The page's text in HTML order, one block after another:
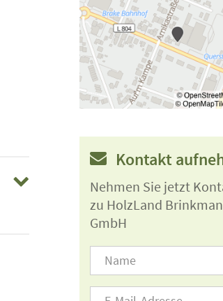
Kontakt
Nehmen Sie jetzt
zu HolzLand
GmbH